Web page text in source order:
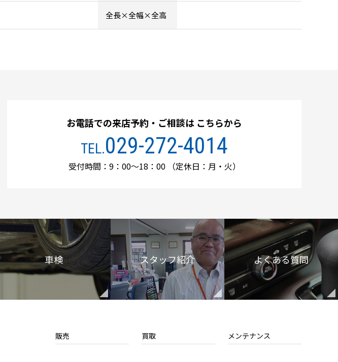
全長×全幅×全高
お電話での来店予約・ご相談は こちらから
TEL.029-272-4014
受付時間：9：00～18：00（定休日：月・火）
車検 スタッフ紹介 よくある質問
販売 買取 メンテナンス